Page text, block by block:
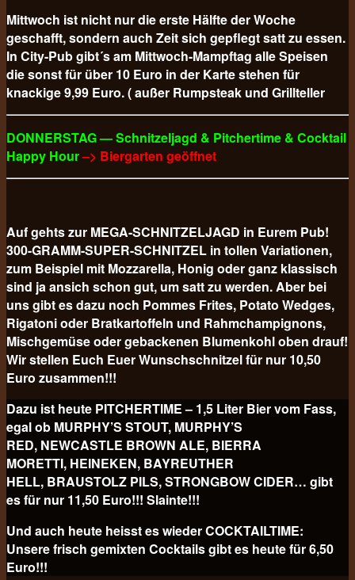
Mittwoch ist nicht nur die erste Hälfte der Woche
geschafft, sondern auch Zeit sich gepflegt satt zu essen.
In City-Pub gibt´s am Mittwoch-Mampftag alle Speisen
die sonst für über 10 Euro in der Karte stehen für
knackige 9,99 Euro. ( außer Rumpsteak und Grillteller
DONNERSTAG — Schnitzeljagd & Pitchertime & Cocktail
Happy Hour–> Biergarten geöffnet
Auf gehts zur MEGA-SCHNITZELJAGD in Eurem Pub!
300-GRAMM-SUPER-SCHNITZEL in tollen Variationen,
zum Beispiel mit Mozzarella, Honig oder ganz klassisch
sind ja ansich schon gut, um satt zu werden. Aber bei
uns gibt es dazu noch Pommes Frites, Potato Wedges,
Rigatoni oder Bratkartoffeln und Rahmchampignons,
Mischgemüse oder gebackenen Blumenkohl oben drauf!
Wir stellen Euch Euer Wunschschnitzel für nur 10,50
Euro zusammen!!!
Dazu ist heute PITCHERTIME – 1,5 Liter Bier vom Fass,
egal ob MURPHY’S STOUT, MURPHY’S
RED, NEWCASTLE BROWN ALE, BIERRA
MORETTI, HEINEKEN, BAYREUTHER
HELL, BRAUSTOLZ PILS, STRONGBOW CIDER… gibt
es für nur 11,50 Euro!!! Slainte!!!
Und auch heute heisst es wieder COCKTAILTIME:
Unsere frisch gemixten Cocktails gibt es heute für6,50
Euro!!!